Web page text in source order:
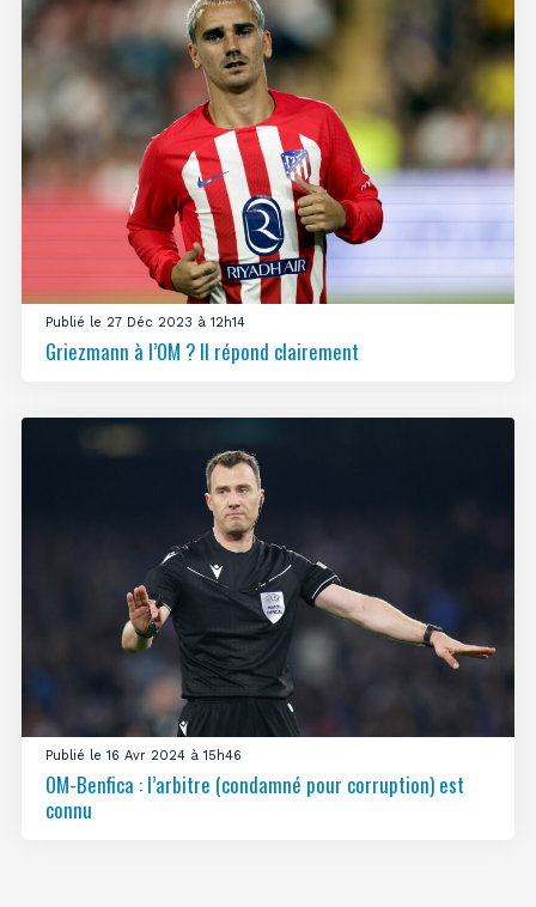
Publié le 27 Déc 2023 à 12h14
Griezmann à l’OM ? Il répond clairement
Publié le 16 Avr 2024 à 15h46
OM-Benfica : l’arbitre (condamné pour corruption) est
connu